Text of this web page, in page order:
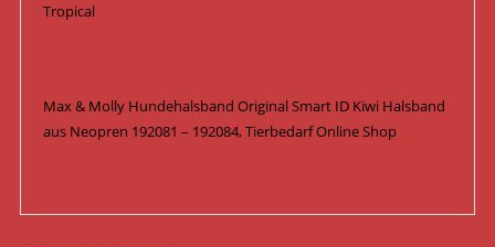
Tropical
Max & Molly Hundehalsband Original Smart ID Kiwi Halsband
aus Neopren 192081 – 192084, Tierbedarf Online Shop